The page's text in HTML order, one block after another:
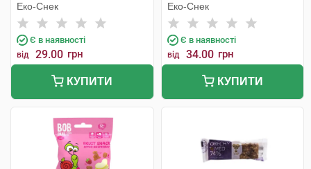
Еко-Снек
Є в наявності
від 29.00 грн
КУПИТИ
Еко-Снек
Є в наявності
від 34.00 грн
КУПИТИ